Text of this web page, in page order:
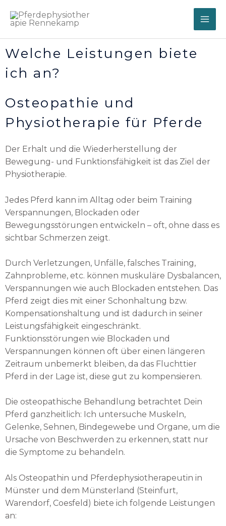
Welche Leistungen biete
ich an?
Osteopathie und
Physiotherapie für Pferde
Der Erhalt und die Wiederherstellung der
Bewegung- und Funktionsfähigkeit ist das Ziel der
Physiotherapie.
Jedes Pferd kann im Alltag oder beim Training
Verspannungen, Blockaden oder
Bewegungsstörungen entwickeln – oft, ohne dass es
sichtbar Schmerzen zeigt.
Durch Verletzungen, Unfälle, falsches Training,
Zahnprobleme, etc. können muskuläre Dysbalancen,
Verspannungen wie auch Blockaden entstehen. Das
Pferd zeigt dies mit einer Schonhaltung bzw.
Kompensationshaltung und ist dadurch in seiner
Leistungsfähigkeit eingeschränkt.
Funktionsstörungen wie Blockaden und
Verspannungen können oft über einen längeren
Zeitraum unbemerkt bleiben, da das Fluchttier
Pferd in der Lage ist, diese gut zu kompensieren.
Die osteopathische Behandlung betrachtet Dein
Pferd ganzheitlich: Ich untersuche Muskeln,
Gelenke, Sehnen, Bindegewebe und Organe, um die
Ursache von Beschwerden zu erkennen, statt nur
die Symptome zu behandeln.
Als Osteopathin und Pferdephysiotherapeutin in
Münster und dem Münsterland (Steinfurt,
Warendorf, Coesfeld) biete ich folgende Leistungen
an: